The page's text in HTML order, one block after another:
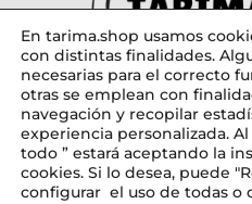
En tarima.shop usamos
con distintas finalidades.
necesarias para el correcto
otras se emplean con
navegación y recopilar
experiencia personalizada.
todo ” estará aceptando la
cookies. Si lo desea, puede
configurar el uso de todas o